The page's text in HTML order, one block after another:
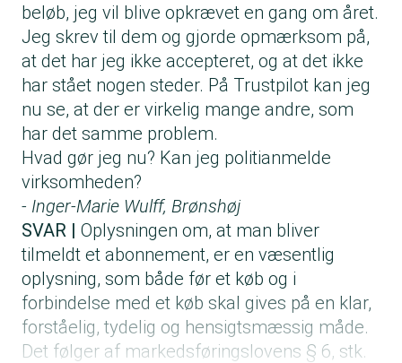
beløb, jeg vil blive opkrævet en gang om året.
Jeg skrev til dem og gjorde opmærksom på,
at det har jeg ikke accepteret, og at det ikke
har stået nogen steder. På Trustpilot kan jeg
nu se, at der er virkelig mange andre, som
har det samme problem.
Hvad gør jeg nu? Kan jeg politianmelde
virksomheden?
- Inger-Marie Wulff, Brønshøj
SVAR | Oplysningen om, at man bliver
tilmeldt et abonnement, er en væsentlig
oplysning, som både før et køb og i
forbindelse med et køb skal gives på en klar,
forståelig, tydelig og hensigtsmæssig måde.
Det følger af markedsføringslovens § 6, stk.